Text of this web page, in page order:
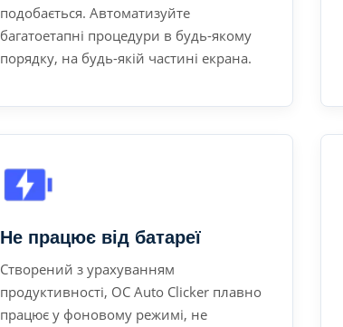
подобається. Автоматизуйте
багатоетапні процедури в будь-якому
порядку, на будь-якій частині екрана.
Не працює від батареї
Створений з урахуванням
продуктивності, OC Auto Clicker плавно
працює у фоновому режимі, не